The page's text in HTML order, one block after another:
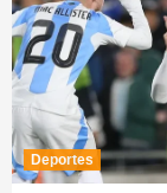
Deportes